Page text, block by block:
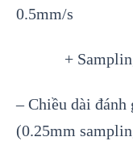
0.5mm/s
+ Sampling
– Chiều dài
(0.25mm